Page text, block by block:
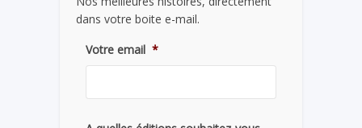
dans votre boite e-mail.
Votre email *